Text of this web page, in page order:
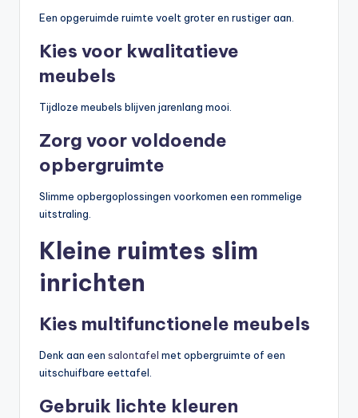
Een opgeruimde ruimte voelt groter en rustiger aan.
Kies voor kwalitatieve
meubels
Tijdloze meubels blijven jarenlang mooi.
Zorg voor voldoende
opbergruimte
Slimme opbergoplossingen voorkomen een rommelige
uitstraling.
Kleine ruimtes slim
inrichten
Kies multifunctionele meubels
Denk aan een salontafel met opbergruimte of een
uitschuifbare eettafel.
Gebruik lichte kleuren